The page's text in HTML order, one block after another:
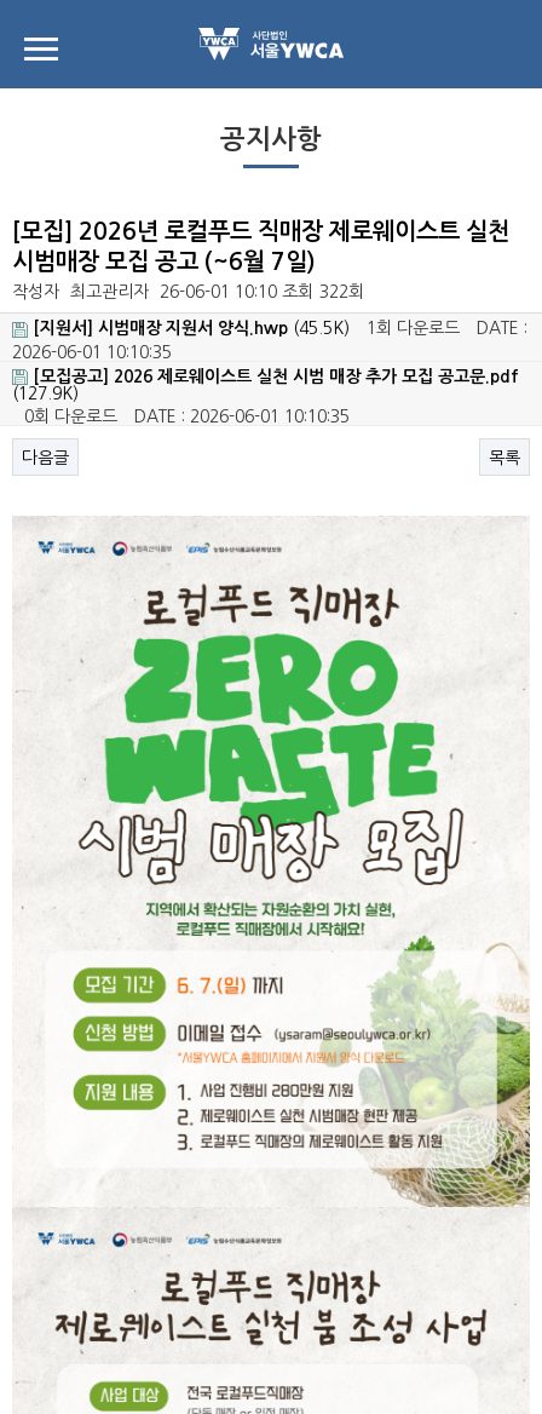
공지사항
[모집] 2026년 로컬푸드 직매장 제로웨이스트 실천
시범매장 모집 공고 (~6월 7일)
작성자 최고관리자 26-06-01 10:10 조회 322회
[지원서] 시범매장 지원서 양식.hwp (45.5K) 1회 다운로드
DATE :
2026-06-01 10:10:35
[모집공고] 2026 제로웨이스트 실천 시범 매장 추가 모집 공고문.pdf
(127.9K)
0회 다운로드
DATE : 2026-06-01 10:10:35
다음글 목록
본문